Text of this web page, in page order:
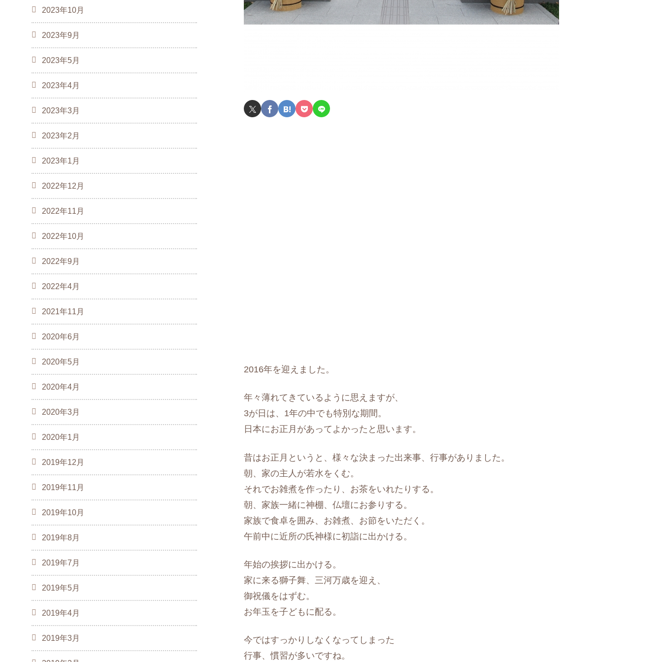
2016年を迎えました。
年々薄れてきているように思えますが、
3が日は、1年の中でも特別な期間。
日本にお正月があってよかったと思います。
昔はお正月というと、様々な決まった出来事、行事がありました。
朝、家の主人が若水をくむ。
それでお雑煮を作ったり、お茶をいれたりする。
朝、家族一緒に神棚、仏壇にお参りする。
家族で食卓を囲み、お雑煮、お節をいただく。
午前中に近所の氏神様に初詣に出かける。
年始の挨拶に出かける。
家に来る獅子舞、三河万歳を迎え、
御祝儀をはずむ。
お年玉を子どもに配る。
今ではすっかりしなくなってしまった
行事、慣習が多いですね。
2023年10月
2023年9月
2023年5月
2023年4月
2023年3月
2023年2月
2023年1月
2022年12月
2022年11月
2022年10月
2022年9月
2022年4月
2021年11月
2020年6月
2020年5月
2020年4月
2020年3月
2020年1月
2019年12月
2019年11月
2019年10月
2019年8月
2019年7月
2019年5月
2019年4月
2019年3月